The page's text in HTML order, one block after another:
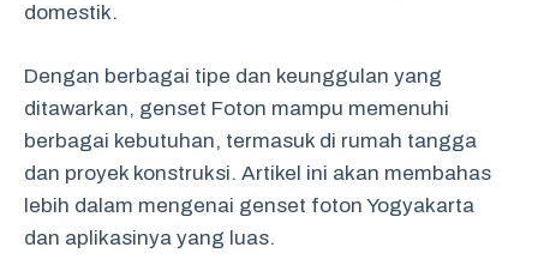
domestik.
Dengan berbagai tipe dan keunggulan yang
ditawarkan, genset Foton mampu memenuhi
berbagai kebutuhan, termasuk di rumah tangga
dan proyek konstruksi. Artikel ini akan membahas
lebih dalam mengenai genset foton Yogyakarta
dan aplikasinya yang luas.